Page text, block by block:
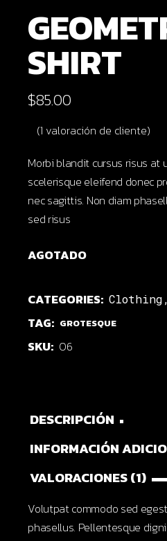
SHIRT
$85.00
(1 valoración de cliente)
Morbi blandit cursus risus at
scelerisque eleifend donec
nec sagittis. Non diam
sed risus
AGOTADO
CATEGORIES: Clothing
TAG: GROTESQUE
SKU: 06
DESCRIPCIÓN
INFORMACIÓN
VALORACIONES (1)
Volutpat commodo sed
phasellus. Pellentesque